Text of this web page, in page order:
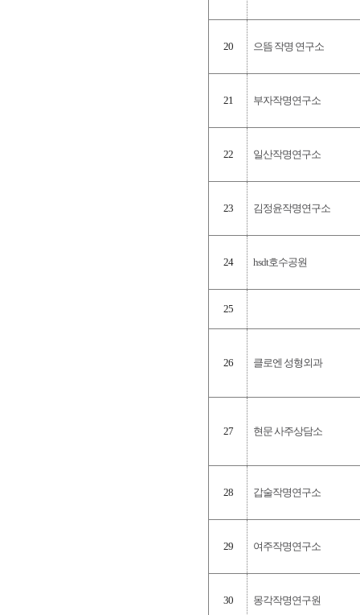
20 으뜸 작명 연구소
21 부자작명연구소
22 일산작명연구소
23 김정윤작명연구소
24 hsdt호수공원
25
26 클로엔 성형외과
27 현문 사주상담소
28 갑술작명연구소
29 여주작명연구소
30 몽각작명연구원